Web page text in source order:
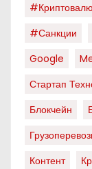
#санкции
Google
Стартап
Блокчейн
Контент